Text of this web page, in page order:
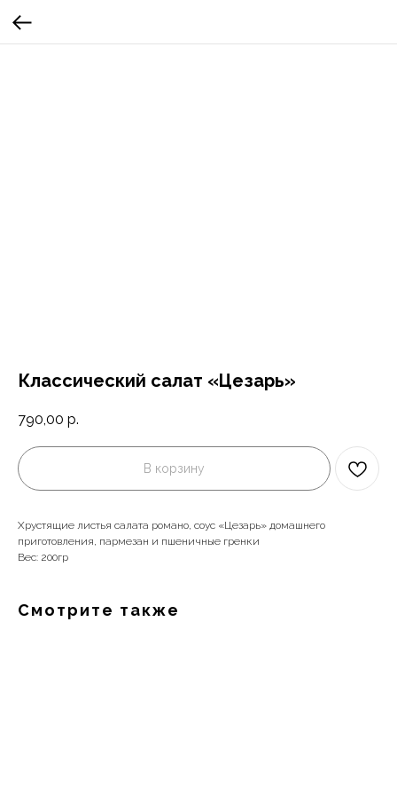
Классический салат «Цезарь»
790,00 р.
В корзину
Хрустящие листья салата романо, соус «Цезарь» домашнего
приготовления, пармезан и пшеничные гренки
Вес: 200гр
Смотрите также